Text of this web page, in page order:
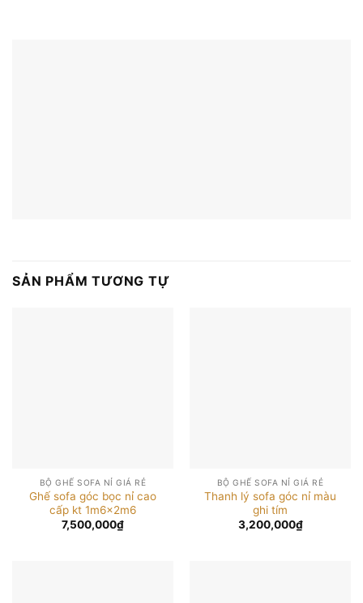
SẢN PHẨM TƯƠNG TỰ
BỘ GHẾ SOFA NỈ GIÁ RẺ
Ghế sofa góc bọc nỉ cao
cấp kt 1m6x2m6
7,500,000₫
BỘ GHẾ SOFA NỈ GIÁ RẺ
Thanh lý sofa góc nỉ màu
ghi tím
3,200,000₫